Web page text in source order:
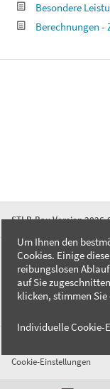
Besondere
Berechnungen
STLB-Bau Version 2026-
FAQ
Kontakt
Datenschutzerklärung
Cookie-Einstellungen
Um Ihnen den
Cookies. Einige
reibungslosen
auf Sie
klicken, stimmen Sie
Individuelle Cookie-